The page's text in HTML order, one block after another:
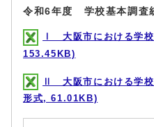
令和6年度 学校基本調査
Ⅰ 大阪市における学
153.45KB)
Ⅱ 大阪市における学校
形式, 61.01KB)